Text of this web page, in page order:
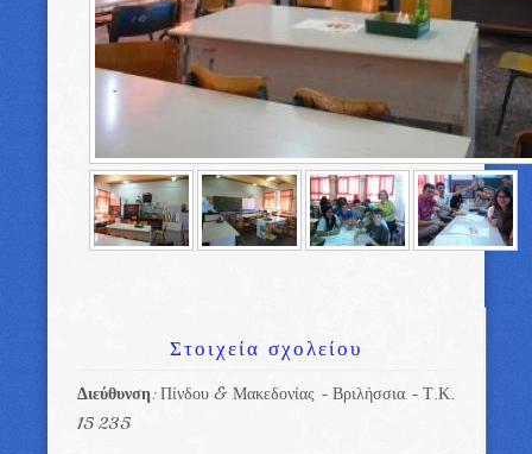
Στοιχεία σχολείου
Διεύθυνση: Πίνδου & Μακεδονίας - Βριλήσσια - Τ.Κ.
15 235